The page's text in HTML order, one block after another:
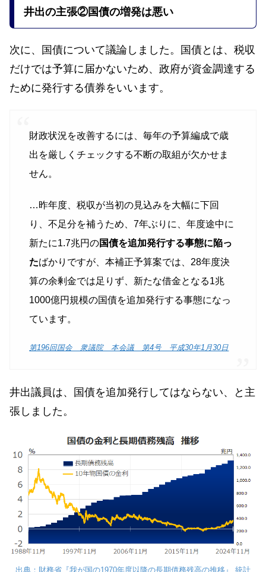
井出の主張②国債の増発は悪い
次に、国債について議論しました。国債とは、税収
だけでは予算に届かないため、政府が資金調達する
ために発行する債券をいいます。
財政状況を改善するには、毎年の予算編成で歳
出を厳しくチェックする不断の取組が欠かせま
せん。
…昨年度、税収が当初の見込みを大幅に下回
り、不足分を補うため、7年ぶりに、年度途中に
新たに1.7兆円の国債を追加発行する事態に陥っ
たばかりですが、本補正予算案では、28年度決
算の余剰金では足りず、新たな借金となる1兆
1000億円規模の国債を追加発行する事態になっ
ています。
第196回国会 衆議院 本会議 第4号 平成30年1月30日
井出議員は、国債を追加発行してはならない、と主
張しました。
出典：財務省『我が国の1970年度以降の長期債務残高の推移』 統計